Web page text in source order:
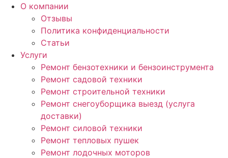
Перейти
содержимому
О компании
Отзывы
Политика конфиденциальности
Статьи
Услуги
Ремонт бензотехники и бензоинструмента
Ремонт садовой техники
Ремонт строительной техники
Ремонт снегоуборщика выезд (услуга
доставки)
Ремонт силовой техники
Ремонт тепловых пушек
Ремонт лодочных моторов